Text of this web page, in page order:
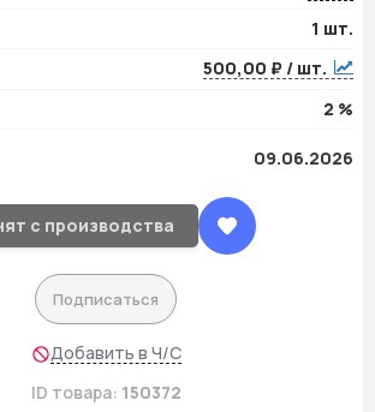
1 шт.
500,00 ₽ / шт.
2 %
09.06.2026
с производства
Подписаться
Добавить в Ч/С
ID товара: 150372